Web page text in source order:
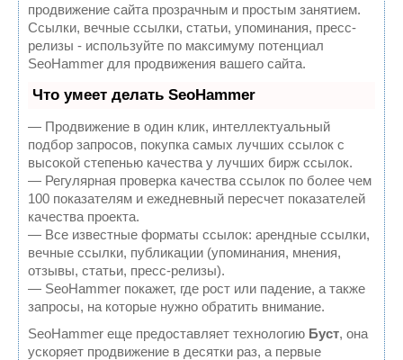
продвижение сайта прозрачным и простым занятием.
Ссылки, вечные ссылки, статьи, упоминания, пресс-
релизы - используйте по максимуму потенциал
SeoHammer для продвижения вашего сайта.
Что умеет делать SeoHammer
— Продвижение в один клик, интеллектуальный
подбор запросов, покупка самых лучших ссылок с
высокой степенью качества у лучших бирж ссылок.
— Регулярная проверка качества ссылок по более чем
100 показателям и ежедневный пересчет показателей
качества проекта.
— Все известные форматы ссылок: арендные ссылки,
вечные ссылки, публикации (упоминания, мнения,
отзывы, статьи, пресс-релизы).
— SeoHammer покажет, где рост или падение, а также
запросы, на которые нужно обратить внимание.
SeoHammer еще предоставляет технологию Буст, она
ускоряет продвижение в десятки раз, а первые